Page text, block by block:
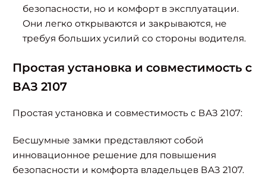
безопасности, но и комфорт в эксплуатации.
Они легко открываются и закрываются, не
требуя больших усилий со стороны водителя.
Простая установка и совместимость с
ВАЗ 2107
Простая установка и совместимость с ВАЗ 2107:
Бесшумные замки представляют собой
инновационное решение для повышения
безопасности и комфорта владельцев ВАЗ 2107.